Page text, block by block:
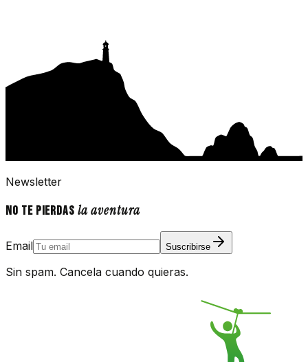
Newsletter
No te pierdas la aventura
Email Suscribirse
Sin spam. Cancela cuando quieras.